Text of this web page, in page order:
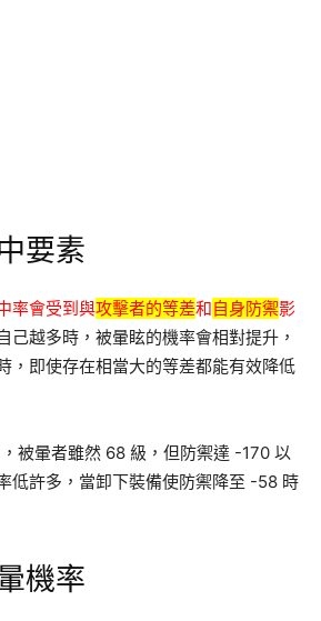
要素
率會受到與攻擊者的等差和自身防禦影
己越多時，被暈眩的機率會相對提升，
，即使存在相當大的等差都能有效降低
被暈者雖然 68 級，但防禦達 -170 以
低許多，當卸下裝備使防禦降至 -58 時
機率